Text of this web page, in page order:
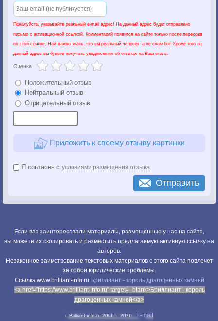
Пожалуйста, указывайте реальный e-mail адрес! На данный адрес будет отправлено
письмо с активационной ссылкой. Комментарий появится на сайте только после перехода
по этой ссылке. Нам важно знать, что вы реальный человек, а не спам-бот. Кроме того на
данный адрес вы будете получать уведомления об ответах на Ваш отзыв.
Оценка
Положительный отзыв
Нейтральный отзыв
Отрицательный отзыв
Приложить к своему отзыву картинки
Я согласен с условиями размещения отзыва
Отправить
Если вас заинтересовали материалы, размещенные у нас на сайте,
вы можете их скопировать и разместить предлагаемую активную ссылку на
авторов.
Незаконное заимствование текстовых материалов с этого сайта повлечет
за собой юридические проблемы.
Cсылка www.brilliant-info.ru Бриллиант - король драгоценных камней
<a href="https://www.brilliant-info.ru" target=_blank>Бриллиант - король
драгоценных камней</a>
c Brilliant-info.ru 2006— 2026 E-mail